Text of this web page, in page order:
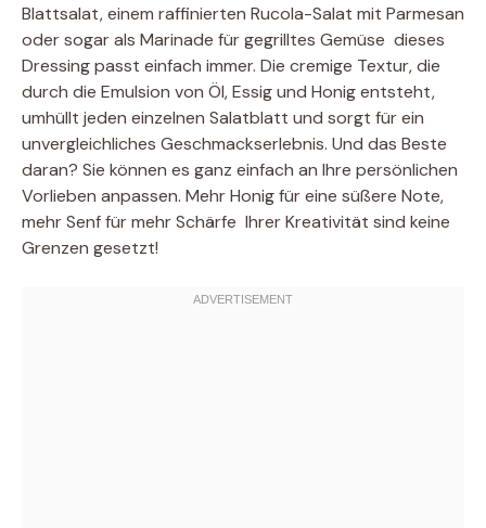
Blattsalat, einem raffinierten Rucola-Salat mit Parmesan
oder sogar als Marinade für gegrilltes Gemüse  dieses
Dressing passt einfach immer. Die cremige Textur, die
durch die Emulsion von Öl, Essig und Honig entsteht,
umhüllt jeden einzelnen Salatblatt und sorgt für ein
unvergleichliches Geschmackserlebnis. Und das Beste
daran? Sie können es ganz einfach an Ihre persönlichen
Vorlieben anpassen. Mehr Honig für eine süßere Note,
mehr Senf für mehr Schärfe  Ihrer Kreativität sind keine
Grenzen gesetzt!